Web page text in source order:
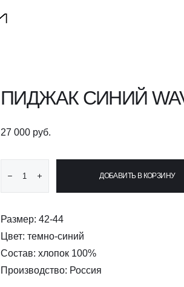
ПИДЖАК СИНИЙ
27 000 pуб.
ДОБАВИТЬ В КОРЗИНУ
Размер: 42-44
Цвет: темно-синий
Состав: хлопок 100%
​Производство: Россия